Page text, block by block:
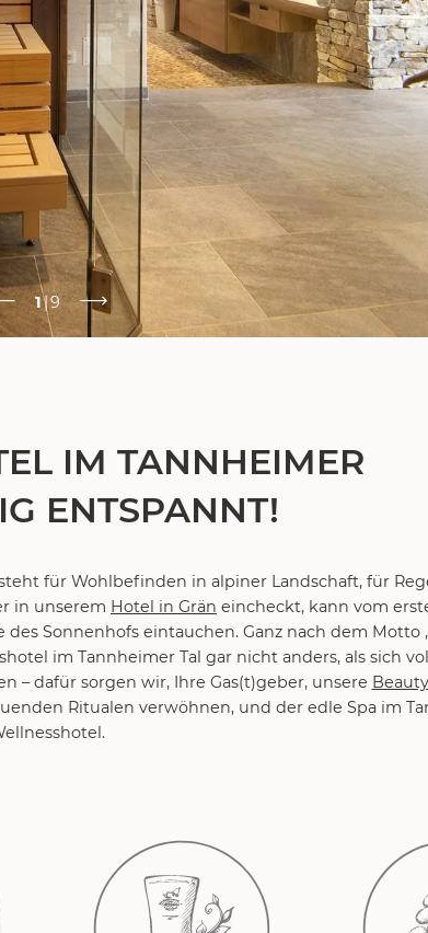
1|9
IM TANNHEIMER
ENTSPANNT!
für Wohlbefinden in alpiner Landschaft, für
in unserem Hotel in Grän eincheckt, kann vom
Sonnenhofs eintauchen. Ganz nach dem Motto
im Tannheimer Tal gar nicht anders, als sich
– dafür sorgen wir, Ihre Gas(t)geber, unsere
Ritualen verwöhnen, und der edle Spa im